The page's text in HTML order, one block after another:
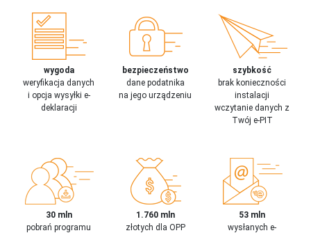
wygoda
weryfikacja danych
i opcja wysyłki e-
deklaracji
bezpieczeństwo
dane podatnika
na jego urządzeniu
szybkość
brak konieczności
instalacji
wczytanie danych z
Twój e-PIT
30 mln
pobrań programu
1.760 mln
złotych dla OPP
53 mln
wysłanych e-